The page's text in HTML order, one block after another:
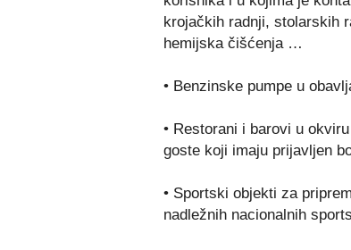
krojačkih radnji, stolarskih
hemijska čišćenja …
• Benzinske pumpe u
• Restorani i barovi u
goste koji imaju prijavljen
• Sportski objekti za
nadležnih nacionalnih